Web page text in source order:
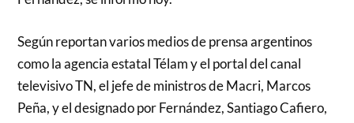
Según reportan varios medios de prensa argentinos
como la agencia estatal Télam y el portal del canal
televisivo TN, el jefe de ministros de Macri, Marcos
Peña, y el designado por Fernández, Santiago Cafiero,